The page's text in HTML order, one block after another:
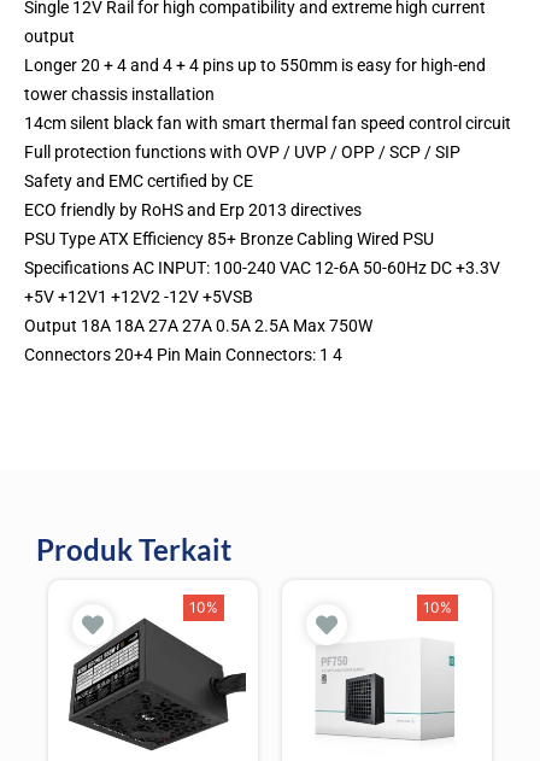
Single 12V Rail for high compatibility and extreme high current
output
Longer 20 + 4 and 4 + 4 pins up to 550mm is easy for high-end
tower chassis installation
14cm silent black fan with smart thermal fan speed control circuit
Full protection functions with OVP / UVP / OPP / SCP / SIP
Safety and EMC certified by CE
ECO friendly by RoHS and Erp 2013 directives
PSU Type ATX Efficiency 85+ Bronze Cabling Wired PSU
Specifications AC INPUT: 100-240 VAC 12-6A 50-60Hz DC +3.3V
+5V +12V1 +12V2 -12V +5VSB
Output 18A 18A 27A 27A 0.5A 2.5A Max 750W
Connectors 20+4 Pin Main Connectors: 1 4
Produk Terkait
10% 10%